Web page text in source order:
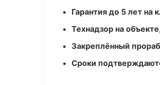
Гарантия до 5 лет на
Технадзор на
Закреплённый
Сроки